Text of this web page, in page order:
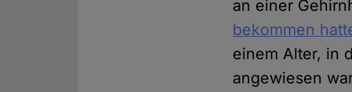
an einer
bekommen
einem Alter, in
angewiesen